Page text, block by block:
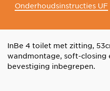
Onderhoudsinstructies UF
InBe 4 toilet met zitting,
wandmontage, soft-closing
bevestiging inbegrepen.